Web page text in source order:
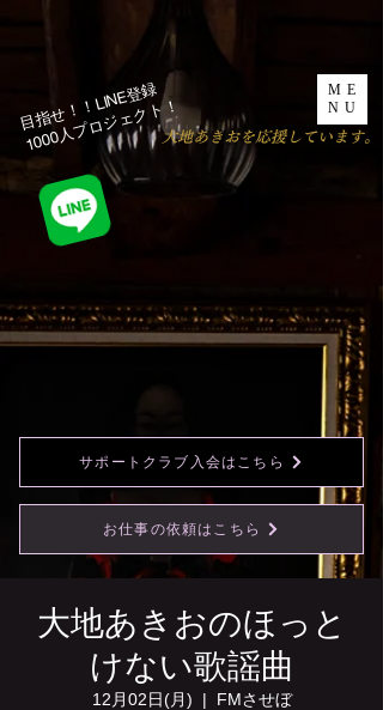
ME
NU
​大地あきおを応援しています。
目指せ！！LINE登録
1000人プロジェクト！​
お仕事の依頼はこちら
サポートクラブ入会はこちら
大地あきおのほっと
けない歌謡曲
12月02日(月)
  |
FMさせぼ